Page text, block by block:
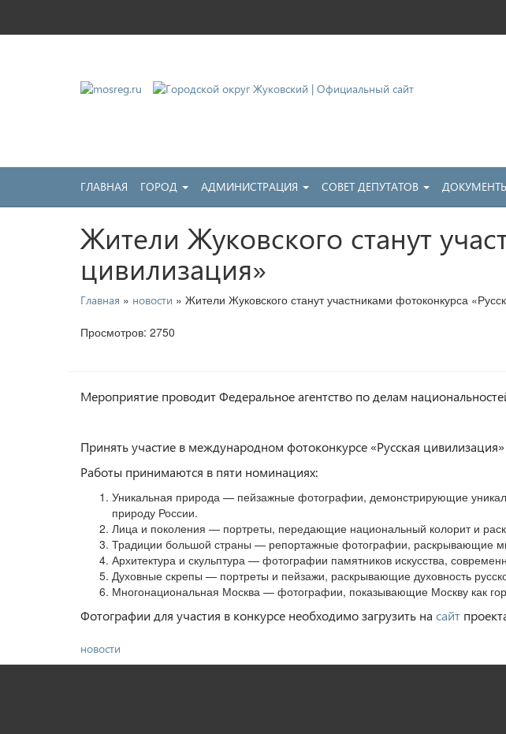
ГЛАВНАЯ ГОРОД АДМИНИСТРАЦИЯ СОВЕТ ДЕПУТАТОВ
Жители Жуковского станут
цивилизация»
Главная » новости » Жители Жуковского станут участниками фотоконкурса
Просмотров: 2750
Мероприятие проводит Федеральное агентство по делам
Принять участие в международном фотоконкурсе «Русская
Работы принимаются в пяти номинациях:
Уникальная природа — пейзажные фотографии, демонстрирующие
природу России.
Лица и поколения — портреты, передающие национальный колорит и
Традиции большой страны — репортажные фотографии, раскрывающие
Архитектура и скульптура — фотографии памятников искусства,
Духовные скрепы — портреты и пейзажи, раскрывающие духовность
Многонациональная Москва — фотографии, показывающие Москву как
Фотографии для участия в конкурсе необходимо загрузить на сайт
новости